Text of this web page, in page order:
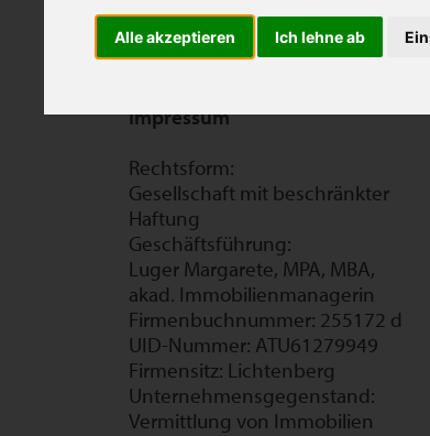
Alle akzeptieren Ich lehne ab
Impressum
Rechtsform:
Gesellschaft mit beschränkter
Haftung
Geschäftsführung:
Luger Margarete, MPA, MBA,
akad. Immobilienmanagerin
Firmenbuchnummer: 255172 d
UID-Nummer: ATU61279949
Firmensitz: Lichtenberg
Unternehmensgegenstand:
Vermittlung von Immobilien